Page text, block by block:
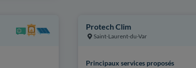
Protech Clim
Saint-Laurent-du-Var
Principaux services proposés